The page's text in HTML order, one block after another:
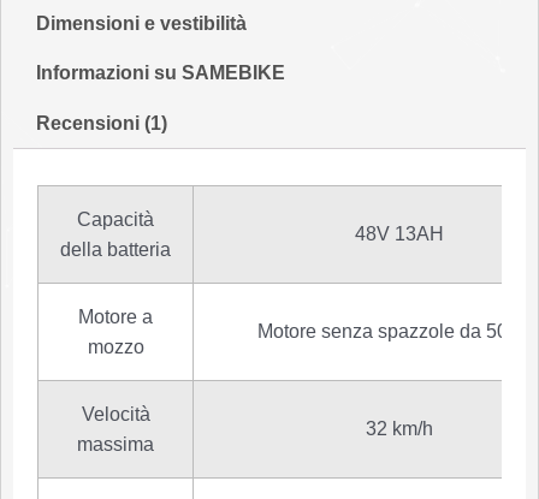
Dimensioni e vestibilità
Informazioni su SAMEBIKE
Recensioni (1)
Capacità
della batteria
48V 13AH
Motore a
mozzo
Motore senza spazzole da 500
Velocità
massima
32 km/h